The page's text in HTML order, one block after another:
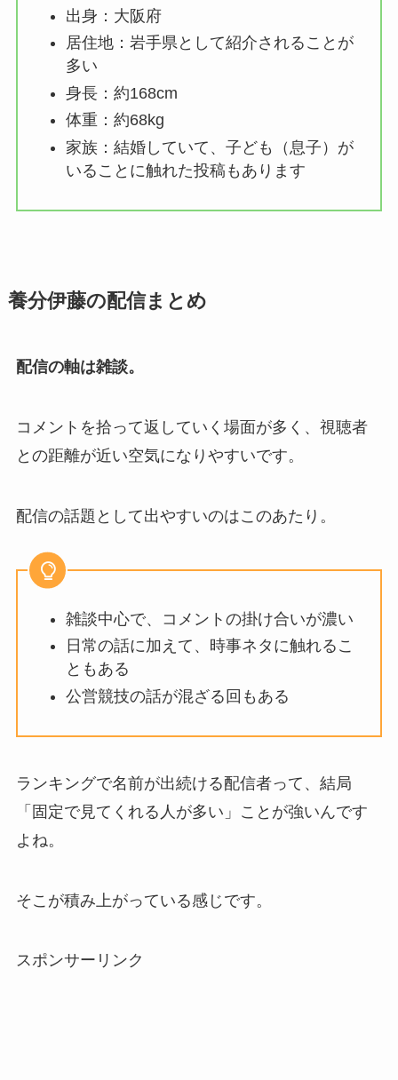
出身：大阪府
居住地：岩手県として紹介されることが
多い
身長：約168cm
体重：約68kg
家族：結婚していて、子ども（息子）が
いることに触れた投稿もあります
養分伊藤の配信まとめ
配信の軸は雑談。
コメントを拾って返していく場面が多く、視聴者
との距離が近い空気になりやすいです。
配信の話題として出やすいのはこのあたり。
雑談中心で、コメントの掛け合いが濃い
日常の話に加えて、時事ネタに触れるこ
ともある
公営競技の話が混ざる回もある
ランキングで名前が出続ける配信者って、結局
「固定で見てくれる人が多い」ことが強いんです
よね。
そこが積み上がっている感じです。
スポンサーリンク